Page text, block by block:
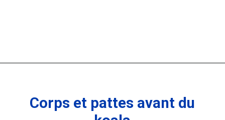
Corps et pattes avant du